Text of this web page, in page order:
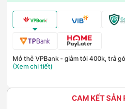
Mở thẻ VPBank - giảm tới 400k, trả
(Xem chi tiết)
CAM KẾT SẢN